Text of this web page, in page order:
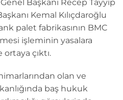
Başkanı Recep Tayyip
Kemal Kılıçdaroğlu
palet fabrikasının BMC
işleminin yasalara
çıktı.
olan ve
baş hukuk